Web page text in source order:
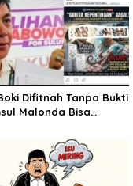
Difitnah Tanpa Bukti
Malonda Bisa